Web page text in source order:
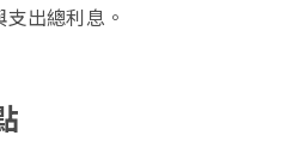
出總利息。